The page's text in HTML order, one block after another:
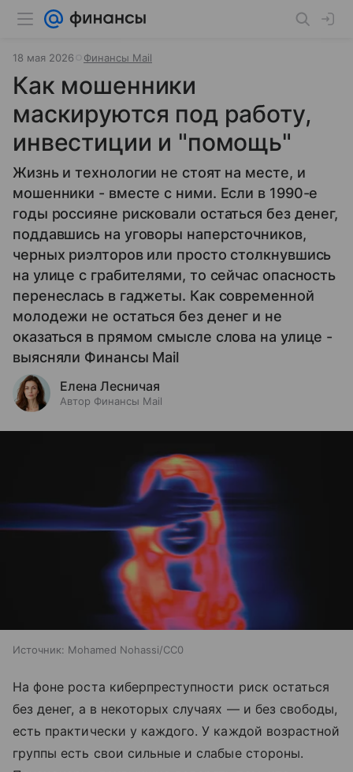
18 мая 2026 Финансы Mail
Как мошенники
маскируются под работу,
инвестиции и "помощь"
Жизнь и технологии не стоят на месте, и
мошенники - вместе с ними. Если в 1990-е
годы россияне рисковали остаться без денег,
поддавшись на уговоры наперсточников,
черных риэлторов или просто столкнувшись
на улице с грабителями, то сейчас опасность
перенеслась в гаджеты. Как современной
молодежи не остаться без денег и не
оказаться в прямом смысле слова на улице -
выясняли Финансы Mail
Елена Лесничая
Автор Финансы Mail
Источник: Mohamed Nohassi/CC0
На фоне роста киберпреступности риск остаться
без денег, а в некоторых случаях — и без свободы,
есть практически у каждого. У каждой возрастной
группы есть свои сильные и слабые стороны.